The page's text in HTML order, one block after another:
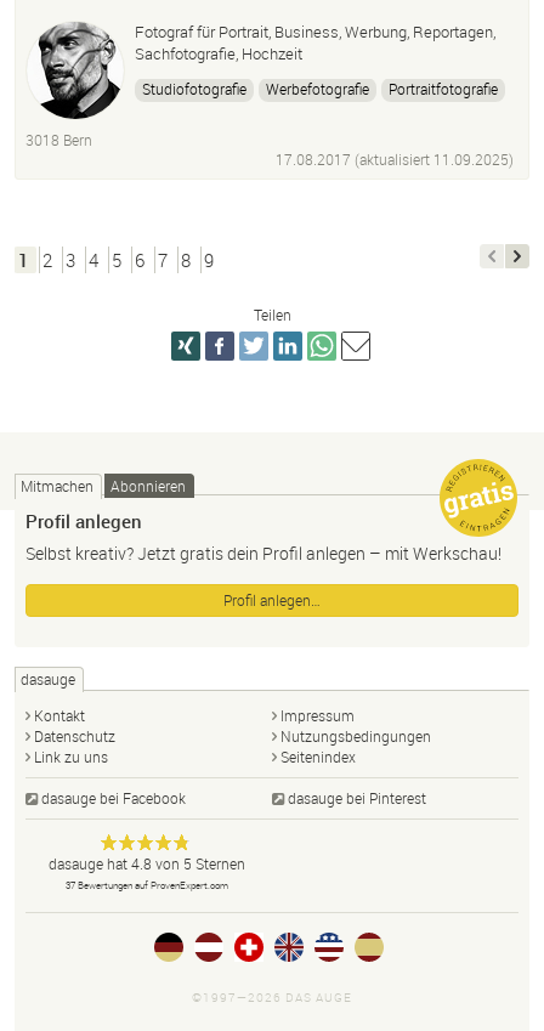
Fotograf für Portrait, Business, Werbung, Reportagen,
Sachfotografie, Hochzeit
Studiofotografie Werbefotografie
Portraitfotografie
Fine Art Fotografie
3018 Bern
17.08.2017 (aktualisiert 11.09.2025)
1 2 3 4 5 6 7 8 9
Teilen
Mitmachen Abonnieren
Profil anlegen
Selbst kreativ? Jetzt gratis dein Profil anlegen – mit Werkschau!
Profil anlegen…
dasauge
Kontakt
Impressum
Datenschutz
Nutzungsbedingungen
Link zu uns
Seitenindex
dasauge bei Facebook dasauge bei Pinterest
dasauge
Designer,
Fotografen,
Agenturen,
Portfolios
und Jobs.
Anonym
dasaugehat4.8 von 5 Sternen
37Bewertungen auf ProvenExpert.com
©1997—2026 DAS AUGE